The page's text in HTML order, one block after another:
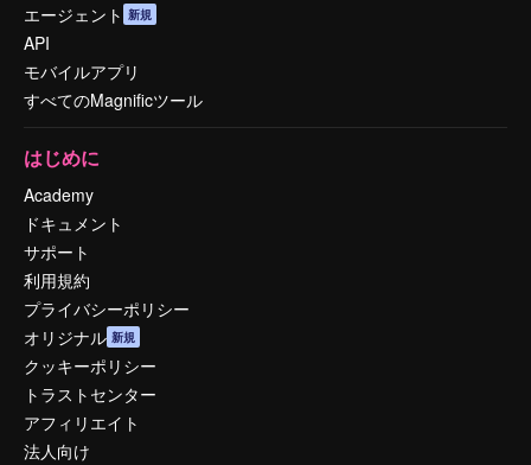
エージェント 新規
API
モバイルアプリ
すべてのMagnificツール
はじめに
Academy
ドキュメント
サポート
利用規約
プライバシーポリシー
オリジナル 新規
クッキーポリシー
トラストセンター
アフィリエイト
法人向け